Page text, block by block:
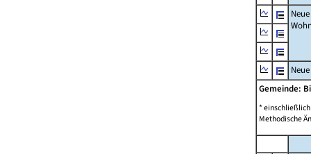
Neue
Gemeinde:
*
Methodische